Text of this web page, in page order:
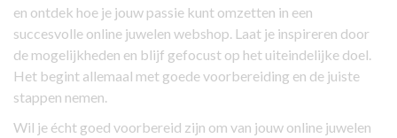
en ontdek hoe je jouw passie kunt omzetten in een
succesvolle online juwelen webshop. Laat je inspireren door
de mogelijkheden en blijf gefocust op het uiteindelijke doel.
Het begint allemaal met goede voorbereiding en de juiste
stappen nemen.
Wil je écht goed voorbereid zijn om van jouw online juwelen